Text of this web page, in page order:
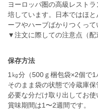
ヨーロッパ圏の高級レスト
培しています。日本ではほ
ーフやハーブばかりつくって
▼注文に際しての注意点（配
保存方法
1㎏分（500ｇ梱包袋×2個で1
そのまま袋の状態で冷蔵庫保
必要な分だけ取り出してお使
賞味期間は1〜2週間です。